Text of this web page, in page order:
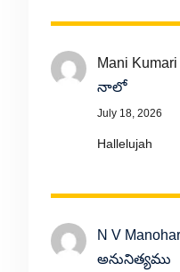
Mani Kumari
నాలో
July 18, 2026
Hallelujah
N V Manohar
అనునిత్యము